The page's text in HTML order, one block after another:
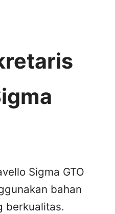
Sigma GTO
bahan
berkualitas.